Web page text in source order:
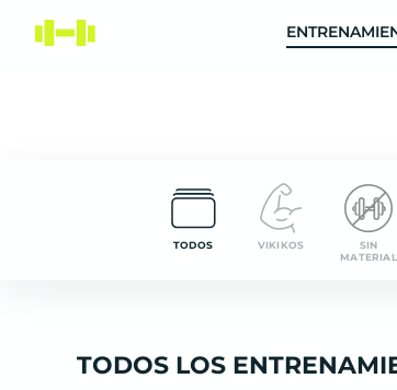
TODOS VIKIKOS
SIN
MATERIAL
TODOS LOS